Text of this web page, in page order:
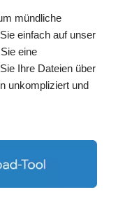
mündliche
einfach auf unser
eine
Ihre Dateien über
unkompliziert und